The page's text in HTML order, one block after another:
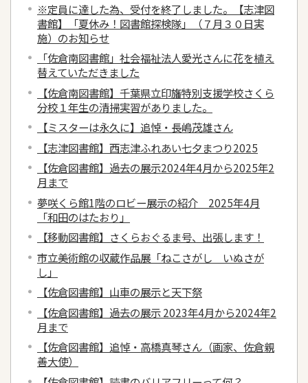
※定員に達した為、受付を終了しました。【志津図
書館】「夏休み！図書館探検隊」（７月３０日実
施）のお知らせ
「佐倉南図書館」社会福祉法人愛光さんに花を植え
替えていただきました
【佐倉南図書館】千葉県立印旛特別支援学校さくら
分校１年生の清掃実習がありました。
【ミスターは永久に】追悼・長嶋茂雄さん
【志津図書館】西志津ふれあい七夕まつり2025
【佐倉図書館】過去の展示2024年4月から2025年2
月まで
夢咲くら館1階のロビー展示の紹介 2025年4月
「和田のはたおり」
【移動図書館】さくらおぐるま号、出張します！
市立美術館の収蔵作品展「ねこさがし いぬさが
し」
【佐倉図書館】山車の展示と天下祭
【佐倉図書館】過去の展示 2023年4月から2024年2
月まで
【佐倉図書館】追悼・高橋真琴さん（画家、佐倉親
善大使）